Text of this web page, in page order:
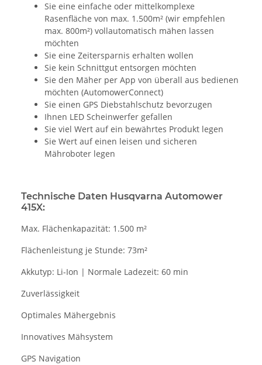
Sie eine einfache oder mittelkomplexe
Rasenfläche von max. 1.500m² (wir empfehlen
max. 800m²) vollautomatisch mähen lassen
möchten
Sie eine Zeitersparnis erhalten wollen
Sie kein Schnittgut entsorgen möchten
Sie den Mäher per App von überall aus bedienen
möchten (AutomowerConnect)
Sie einen GPS Diebstahlschutz bevorzugen
Ihnen LED Scheinwerfer gefallen
Sie viel Wert auf ein bewährtes Produkt legen
Sie Wert auf einen leisen und sicheren
Mähroboter legen
Technische Daten Husqvarna Automower
415X:
Max. Flächenkapazität: 1.500 m²
Flächenleistung je Stunde: 73m²
Akkutyp: Li-Ion | Normale Ladezeit: 60 min
Zuverlässigkeit
Optimales Mähergebnis
Innovatives Mähsystem
GPS Navigation